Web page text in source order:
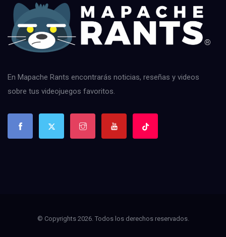
En Mapache Rants encontrarás noticias, reseñas y videos
sobre tus videojuegos favoritos.
© Copyrights 2026. Todos los derechos reservados.